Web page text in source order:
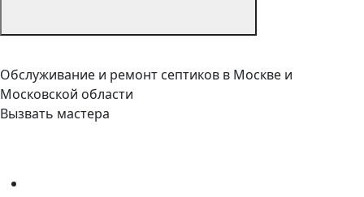
Обслуживание и ремонт септиков в Москве и
Московской области
Вызвать мастера